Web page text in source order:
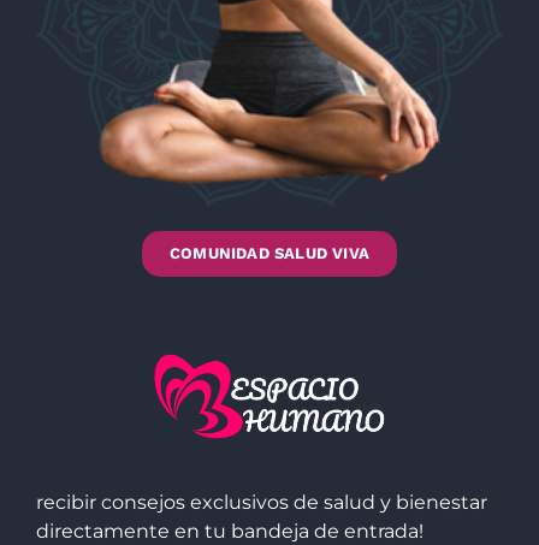
COMUNIDAD SALUD VIVA
recibir consejos exclusivos de salud y bienestar
directamente en tu bandeja de entrada!